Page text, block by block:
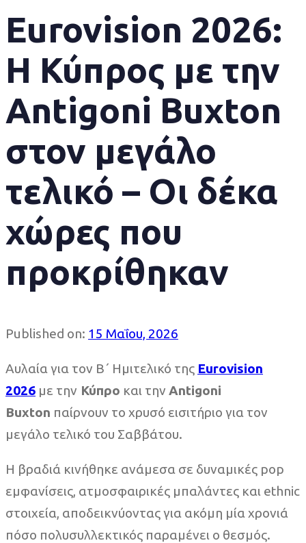
Eurovision 2026:
Η Κύπρος με την
Antigoni Buxton
στον μεγάλο
τελικό – Οι δέκα
χώρες που
προκρίθηκαν
Published on: 15 Μαΐου, 2026
Αυλαία για τον Β΄ Ημιτελικό της Eurovision
2026 με την Κύπρο και την Antigoni
Buxton παίρνουν το χρυσό εισιτήριο για τον
μεγάλο τελικό του Σαββάτου.
Η βραδιά κινήθηκε ανάμεσα σε δυναμικές pop
εμφανίσεις, ατμοσφαιρικές μπαλάντες και ethnic
στοιχεία, αποδεικνύοντας για ακόμη μία χρονιά
πόσο πολυσυλλεκτικός παραμένει ο θεσμός.